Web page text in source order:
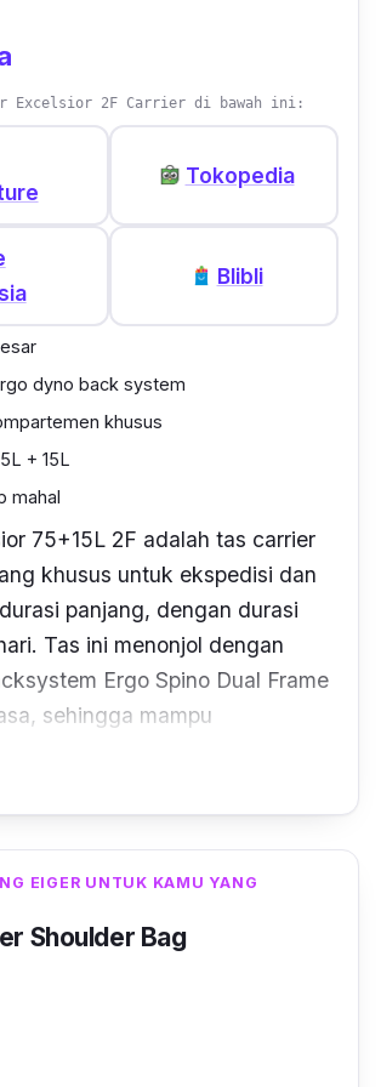
setia kamu untuk segala
hari.
itu, tas Eiger terbaik ini juga
khusus untuk laptop dengan
14 inci, saku depan untuk
dua saku samping dengan
saku untuk botol minum,
pilihan yang sempurna untuk
Excelsior 2F Carrier di bawah ini:
Tokopedia
Blibli
dyno back system
khusus
+ 15L
mahal
75+15L 2F adalah tas carrier
khusus untuk ekspedisi dan
panjang, dengan durasi
Tas ini menonjol dengan
Ergo Spino Dual Frame
sehingga mampu
belakang kamu dari risiko
ruang sirkulasi udara yang
akan merasakan
luar biasa bahkan selama
2F dilengkapi dengan fitur-
EIGER UNTUK KAMU YANG
Shoulder Bag